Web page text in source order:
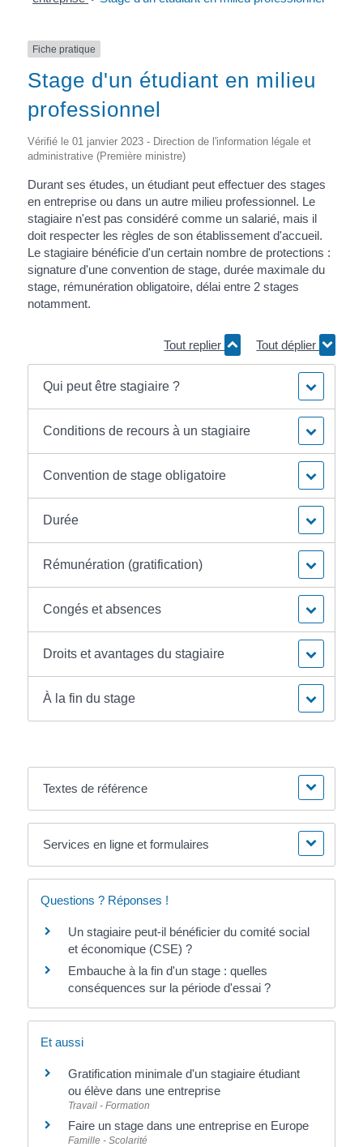
Fiche pratique
Stage d'un étudiant en milieu
professionnel
Vérifié le 01 janvier 2023 - Direction de l'information légale et
administrative (Première ministre)
Durant ses études, un étudiant peut effectuer des stages
en entreprise ou dans un autre milieu professionnel. Le
stagiaire n'est pas considéré comme un salarié, mais il
doit respecter les règles de son établissement d'accueil.
Le stagiaire bénéficie d'un certain nombre de protections :
signature d'une convention de stage, durée maximale du
stage, rémunération obligatoire, délai entre 2 stages
notamment.
Tout replier Tout déplier
Qui peut être stagiaire ?
Conditions de recours à un stagiaire
Convention de stage obligatoire
Durée
Rémunération (gratification)
Congés et absences
Droits et avantages du stagiaire
À la fin du stage
Textes de référence
Services en ligne et formulaires
Questions ? Réponses !
Un stagiaire peut-il bénéficier du comité social
et économique (CSE) ?
Embauche à la fin d'un stage : quelles
conséquences sur la période d'essai ?
Et aussi
Gratification minimale d'un stagiaire étudiant
ou élève dans une entreprise
Travail - Formation
Faire un stage dans une entreprise en Europe
Famille - Scolarité